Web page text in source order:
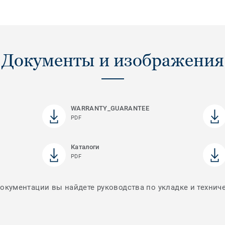
Документы и изображения
WARRANTY_GUARANTEE
PDF
Каталоги
PDF
вы найдете руководства по укладке и